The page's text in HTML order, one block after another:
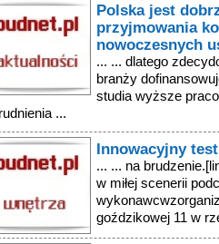
Polska jest
przyjmowania
nowoczesnych
... ... dlatego
branży
studia wyższe
...
Innowacyjny
... ... na
w miłej scenerii
goździkowej 11 w